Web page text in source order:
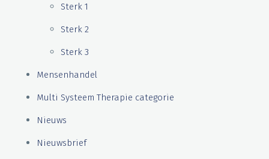
Sterk 1
Sterk 2
Sterk 3
Mensenhandel
Multi Systeem Therapie categorie
Nieuws
Nieuwsbrief